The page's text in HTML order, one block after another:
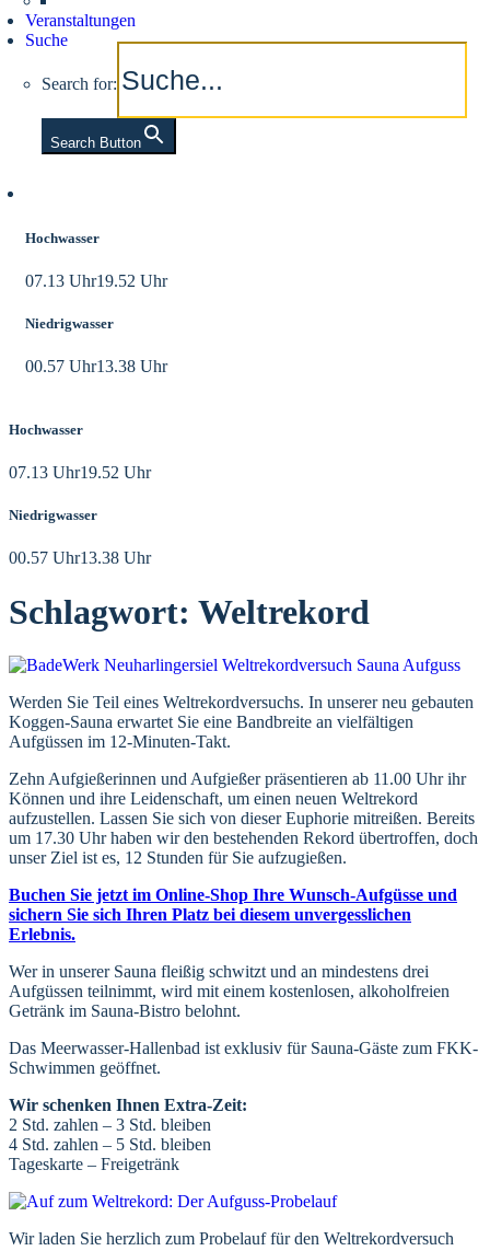
Veranstaltungen
Suche
Search for:
Search Button
Hochwasser
07.13 Uhr19.52 Uhr
Niedrigwasser
00.57 Uhr13.38 Uhr
Hochwasser
07.13 Uhr19.52 Uhr
Niedrigwasser
00.57 Uhr13.38 Uhr
Schlagwort: Weltrekord
Werden Sie Teil eines Weltrekordversuchs. In unserer neu gebauten
Koggen-Sauna erwartet Sie eine Bandbreite an vielfältigen
Aufgüssen im 12-Minuten-Takt.
Zehn Aufgießerinnen und Aufgießer präsentieren ab 11.00 Uhr ihr
Können und ihre Leidenschaft, um einen neuen Weltrekord
aufzustellen. Lassen Sie sich von dieser Euphorie mitreißen. Bereits
um 17.30 Uhr haben wir den bestehenden Rekord übertroffen, doch
unser Ziel ist es, 12 Stunden für Sie aufzugießen.
Buchen Sie jetzt im Online-Shop Ihre Wunsch-Aufgüsse und
sichern Sie sich Ihren Platz bei diesem unvergesslichen
Erlebnis.
Wer in unserer Sauna fleißig schwitzt und an mindestens drei
Aufgüssen teilnimmt, wird mit einem kostenlosen, alkoholfreien
Getränk im Sauna-Bistro belohnt.
Das Meerwasser-Hallenbad ist exklusiv für Sauna-Gäste zum FKK-
Schwimmen geöffnet.
Wir schenken Ihnen Extra-Zeit:
2 Std. zahlen – 3 Std. bleiben
4 Std. zahlen – 5 Std. bleiben
Tageskarte – Freigetränk
Wir laden Sie herzlich zum Probelauf für den Weltrekordversuch